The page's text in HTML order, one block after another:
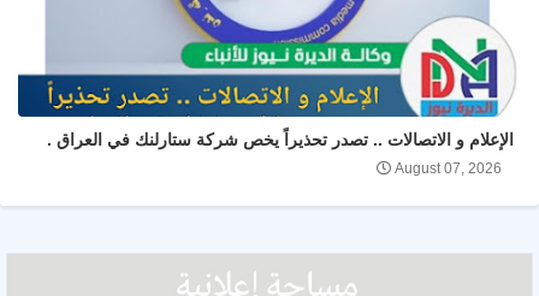
الإعلام و الاتصالات .. تصدر تحذيراً يخص شركة ستارلنك في العراق .
August 07, 2026